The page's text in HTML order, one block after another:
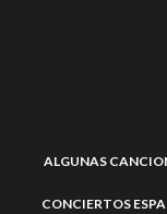
ALGUNAS
CONCIERTOS